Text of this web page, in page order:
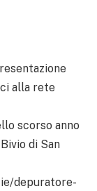
alla rete
scorso anno
di San
depuratore-